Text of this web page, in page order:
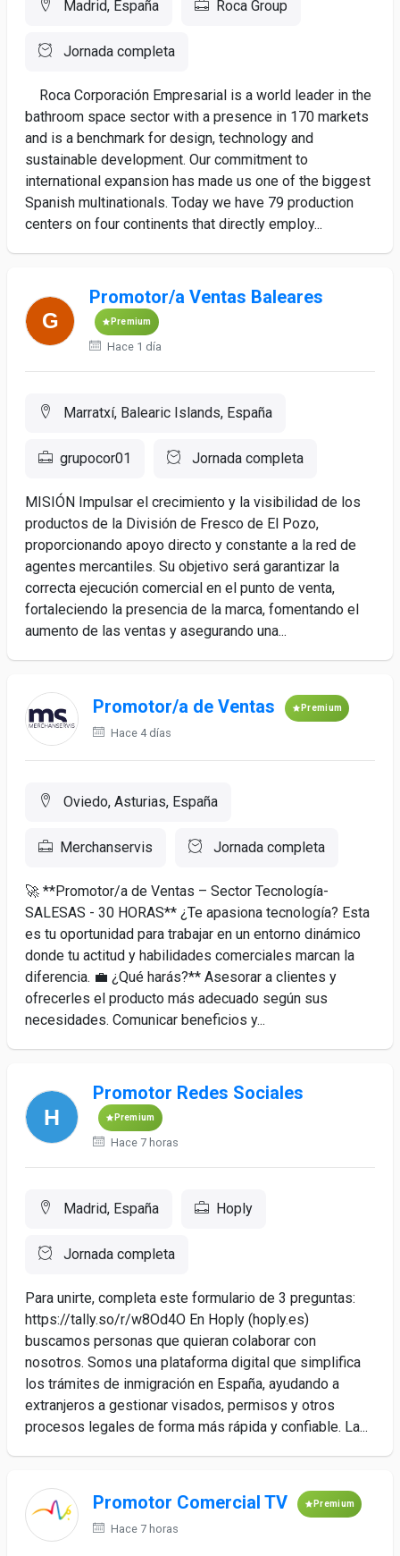
Madrid, España Roca Group
Jornada completa
Roca Corporación Empresarial is a world leader in the
bathroom space sector with a presence in 170 markets
and is a benchmark for design, technology and
sustainable development. Our commitment to
international expansion has made us one of the biggest
Spanish multinationals. Today we have 79 production
centers on four continents that directly employ...
Promotor/a Ventas Baleares
Premium
Hace 1 día
Marratxí, Balearic Islands, España
grupocor01 Jornada completa
MISIÓN Impulsar el crecimiento y la visibilidad de los
productos de la División de Fresco de El Pozo,
proporcionando apoyo directo y constante a la red de
agentes mercantiles. Su objetivo será garantizar la
correcta ejecución comercial en el punto de venta,
fortaleciendo la presencia de la marca, fomentando el
aumento de las ventas y asegurando una...
Promotor/a de Ventas Premium
Hace 4 días
Oviedo, Asturias, España
Merchanservis Jornada completa
🚀 **Promotor/a de Ventas – Sector Tecnología-
SALESAS - 30 HORAS** ¿Te apasiona tecnología? Esta
es tu oportunidad para trabajar en un entorno dinámico
donde tu actitud y habilidades comerciales marcan la
diferencia. 💼 ¿Qué harás?** Asesorar a clientes y
ofrecerles el producto más adecuado según sus
necesidades. Comunicar beneficios y...
Promotor Redes Sociales
Premium
Hace 7 horas
Madrid, España Hoply
Jornada completa
Para unirte, completa este formulario de 3 preguntas:
https://tally.so/r/w8Od4O En Hoply (hoply.es)
buscamos personas que quieran colaborar con
nosotros. Somos una plataforma digital que simplifica
los trámites de inmigración en España, ayudando a
extranjeros a gestionar visados, permisos y otros
procesos legales de forma más rápida y confiable. La...
Promotor Comercial TV Premium
Hace 7 horas